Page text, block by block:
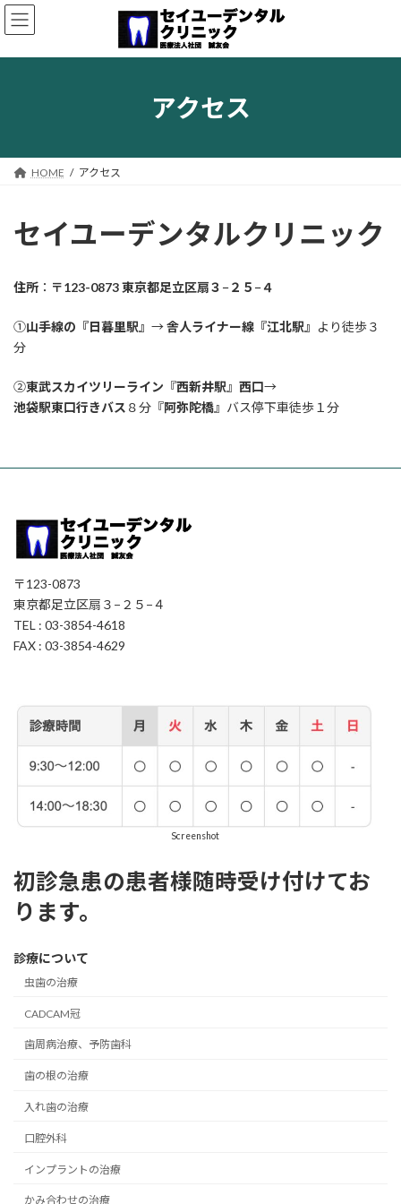
コ
ン
ン
ナ
ビ
ー
アクセス
HOME アクセス
セイユーデンタルクリニック
住所 ： 〒123-0873 東京都足立区扇３−２５−４
①山手線の『日暮里駅』 →舎人ライナー線『江北駅』 より徒歩３
分
②東武スカイツリーライン 『西新井駅 』 西口→
池袋駅東口行きバス ８分『阿弥陀橋』バス停下車徒歩１分
〒123-0873
東京都足立区扇３−２５−４
TEL : 03-3854-4618
FAX : 03-3854-4629
Screenshot
初診急患の患者様随時受け付けてお
ります。
診療について
虫歯の治療
CADCAM冠
歯周病治療、予防歯科
歯の根の治療
入れ歯の治療
口腔外科
インプラントの治療
かみ合わせの治療